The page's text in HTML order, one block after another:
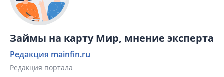
Займы на карту Мир, мнение эксперта
Редакция mainfin.ru
Редакция портала